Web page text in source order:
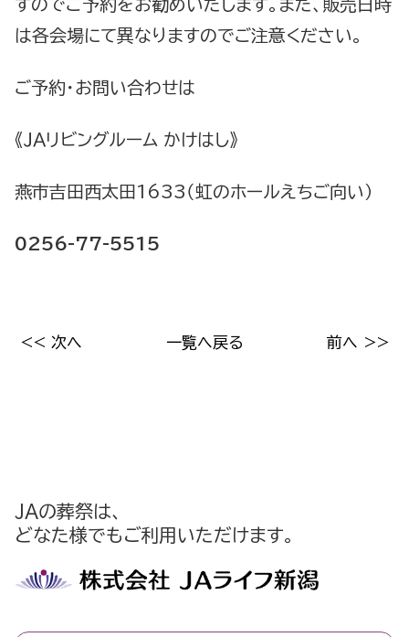
すのでご予約をお勧めいたします。また、販売日時
は各会場にて異なりますのでご注意ください。
ご予約・お問い合わせは
《ＪＡリビングルーム かけはし》
燕市吉田西太田1633（虹のホールえちご向い）
0256-77-5515
<< 次へ 一覧へ戻る 前へ >>
JAの葬祭は、
どなた様でもご利用いただけます。